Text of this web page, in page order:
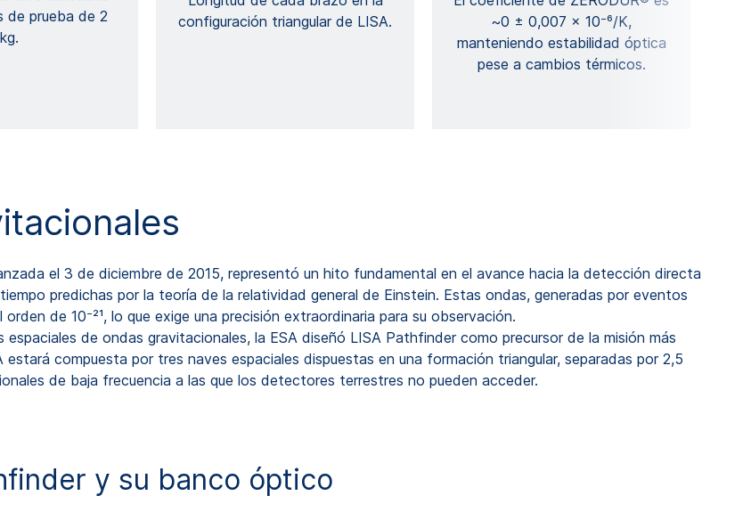
de prueba de 2
kg.
configuración triangular de LISA.
~0 ± 0,007 × 10⁻⁶/K,
manteniendo estabilidad óptica
pese a cambios térmicos.
el 3 de diciembre de 2015, representó un hito fundamental en el avance hacia la detección directa
predichas por la teoría de la relatividad general de Einstein. Estas ondas, generadas por eventos
de 10⁻²¹, lo que exige una precisión extraordinaria para su observación.
de ondas gravitacionales, la ESA diseñó LISA Pathfinder como precursor de la misión más
compuesta por tres naves espaciales dispuestas en una formación triangular, separadas por 2,5
de baja frecuencia a las que los detectores terrestres no pueden acceder.
y su banco óptico